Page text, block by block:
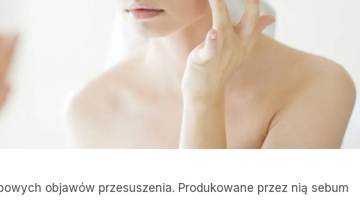
objawów przesuszenia. Produkowane przez nią sebum